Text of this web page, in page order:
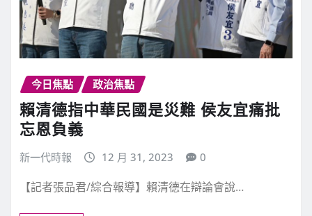
今日焦點 政治焦點
賴清德指中華民國是災難 侯友宜痛批
忘恩負義
新一代時報 12 月 31, 2023 0
【記者張品君/綜合報導】賴清德在辯論會說…